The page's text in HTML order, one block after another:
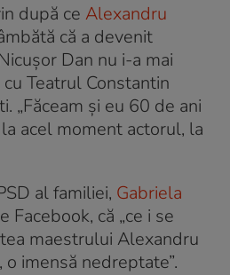
după ce Alexandru
că a devenit
Dan nu i-a mai
Teatrul Constantin
„Făceam și eu 60 de ani
acel moment actorul, la
al familiei, Gabriela
Facebook, că „ce i se
maestrului Alexandru
imensă nedreptate”.